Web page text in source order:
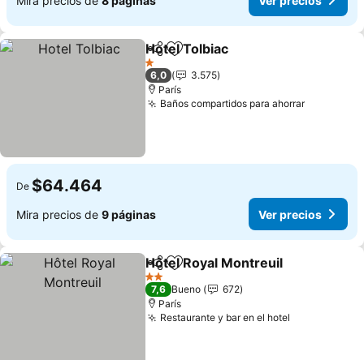
CompartirAgregar a favoritos
Hotel Tolbiac
1 Estrellas
6,0
3.575
París
Baños compartidos para ahorrarVer
De $64.464
Mira precios de 9 páginas Ver precios
CompartirAgregar a favoritos
Hôtel Royal Montreuil
2 Estrellas
7,6 Bueno
672
París
Restaurante y bar en el hotel